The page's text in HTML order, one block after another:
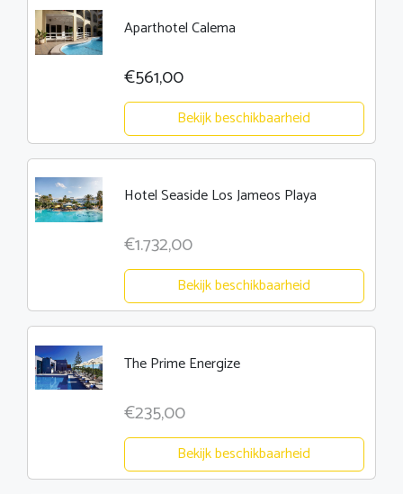
Aparthotel Calema
€561,00
Bekijk beschikbaarheid
Hotel Seaside Los Jameos Playa
€1.732,00
Bekijk beschikbaarheid
The Prime Energize
€235,00
Bekijk beschikbaarheid